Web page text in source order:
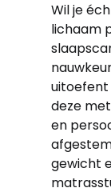
Wil je
lichaam
uitoefent
deze
en
gewicht